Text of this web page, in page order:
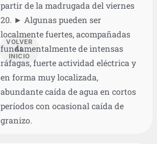
VOLVER
AL
INICIO
partir de la madrugada del viernes
20. ► Algunas pueden ser
localmente fuertes, acompañadas
fundamentalmente de intensas
ráfagas, fuerte actividad eléctrica y
en forma muy localizada,
abundante caída de agua en cortos
períodos con ocasional caída de
granizo.